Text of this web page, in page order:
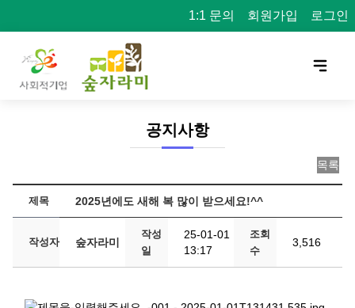
1:1 문의 회원가입 로그인
공지사항
목록
제목 2025년에도 새해 복 많이 받으세요!^^
작성자 숲자라미
작성
일
25-01-01
13:17
조회
수
3,516